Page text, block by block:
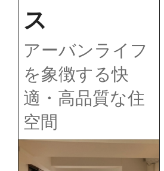
ス
アーバンライフ
を象徴する快
適・高品質な住
空間